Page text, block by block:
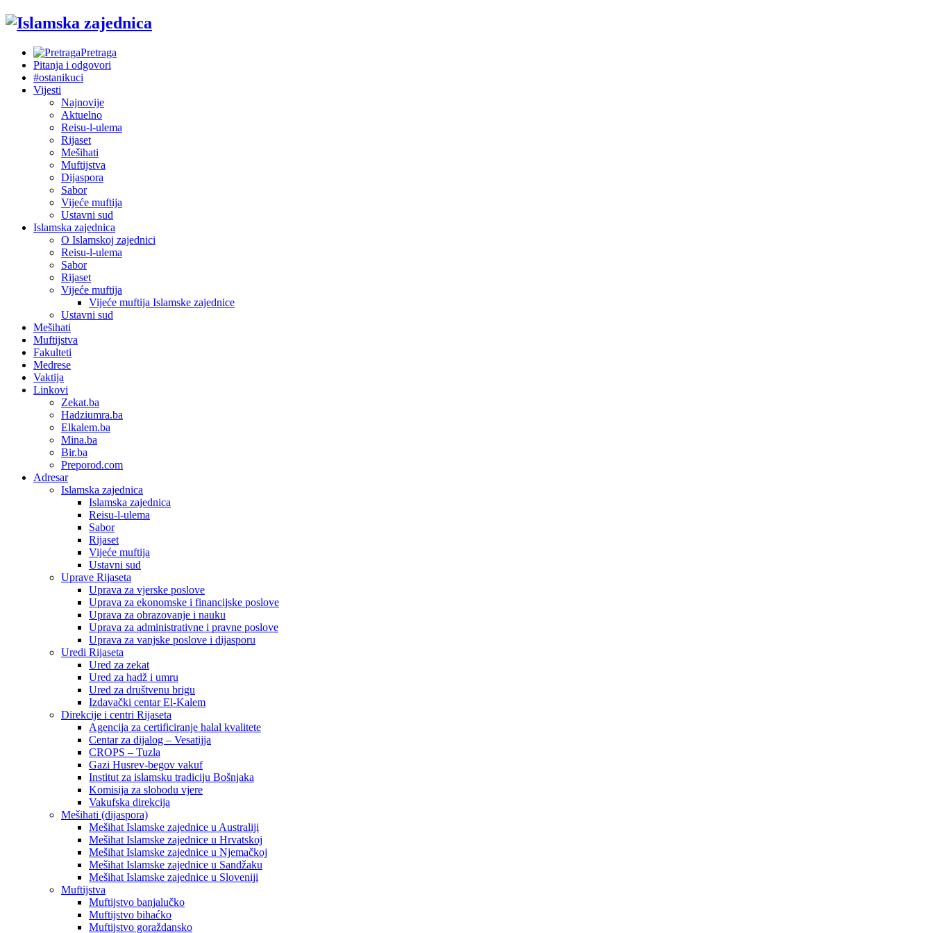
Pretraga
Pitanja i odgovori
#ostanikuci
Vijesti
Najnovije
Aktuelno
Reisu-l-ulema
Rijaset
Mešihati
Muftijstva
Dijaspora
Sabor
Vijeće muftija
Ustavni sud
Islamska zajednica
O Islamskoj zajednici
Reisu-l-ulema
Sabor
Rijaset
Vijeće muftija
Vijeće muftija Islamske zajednice
Ustavni sud
Mešihati
Muftijstva
Fakulteti
Medrese
Vaktija
Linkovi
Zekat.ba
Hadziumra.ba
Elkalem.ba
Mina.ba
Bir.ba
Preporod.com
Adresar
Islamska zajednica
Islamska zajednica
Reisu-l-ulema
Sabor
Rijaset
Vijeće muftija
Ustavni sud
Uprave Rijaseta
Uprava za vjerske poslove
Uprava za ekonomske i financijske poslove
Uprava za obrazovanje i nauku
Uprava za administrativne i pravne poslove
Uprava za vanjske poslove i dijasporu
Uredi Rijaseta
Ured za zekat
Ured za hadž i umru
Ured za društvenu brigu
Izdavački centar El-Kalem
Direkcije i centri Rijaseta
Agencija za certificiranje halal kvalitete
Centar za dijalog – Vesatijja
CROPS – Tuzla
Gazi Husrev-begov vakuf
Institut za islamsku tradiciju Bošnjaka
Komisija za slobodu vjere
Vakufska direkcija
Mešihati (dijaspora)
Mešihat Islamske zajednice u Australiji
Mešihat Islamske zajednice u Hrvatskoj
Mešihat Islamske zajednice u Njemačkoj
Mešihat Islamske zajednice u Sandžaku
Mešihat Islamske zajednice u Sloveniji
Muftijstva
Muftijstvo banjalučko
Muftijstvo bihaćko
Muftijstvo goraždansko